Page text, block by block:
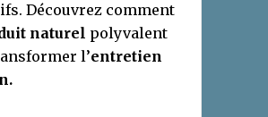
Découvrez comment
naturel polyvalent
l’entretien